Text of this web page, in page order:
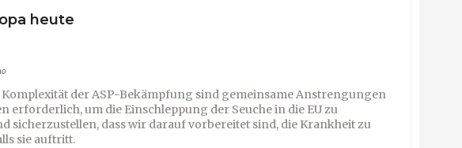
heute
der ASP-Bekämpfung sind gemeinsame Anstrengungen
erforderlich, um die Einschleppung der Seuche in die EU zu
sicherzustellen, dass wir darauf vorbereitet sind, die Krankheit zu
sie auftritt.